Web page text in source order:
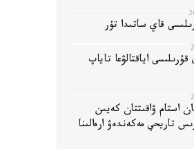
قاي ساتىدا تۇر
اياقتالۋعا تاياپ
70 جىلدان استام ۋاقىتتان كەيىن
تاريحي مەكەندەۋ ارەالىنا